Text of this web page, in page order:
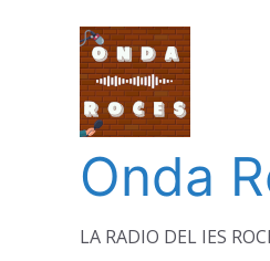
contenido
Onda
LA RADIO DEL IES